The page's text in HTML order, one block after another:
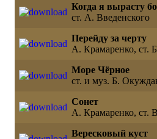
Когда я вырасту
ст. А. Введенского
Перейду за черту
А. Крамаренко, ст.
Море Чёрное
ст. и муз. Б.
Сонет
А. Крамаренко, ст.
Вересковый куст